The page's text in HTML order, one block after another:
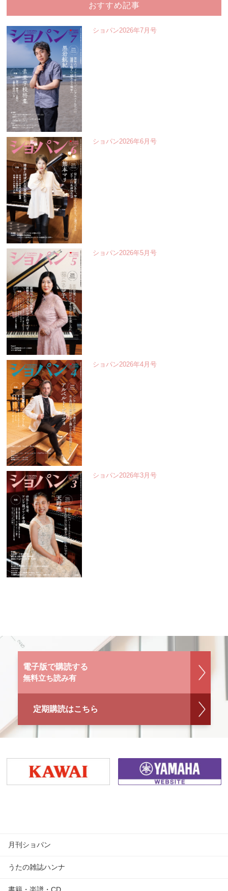
おすすめ記事
ショパン2026年7月号
ショパン2026年6月号
ショパン2026年5月号
ショパン2026年4月号
ショパン2026年3月号
電子版で購読する
無料立ち読み有
定期購読はこちら
月刊ショパン
うたの雑誌ハンナ
書籍・楽譜・CD